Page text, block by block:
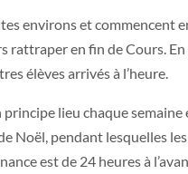
environs et commencent
en fin de Cours.
élèves arrivés à l’heure.
lieu chaque
Noël, pendant lesquelles
est de 24 heures à